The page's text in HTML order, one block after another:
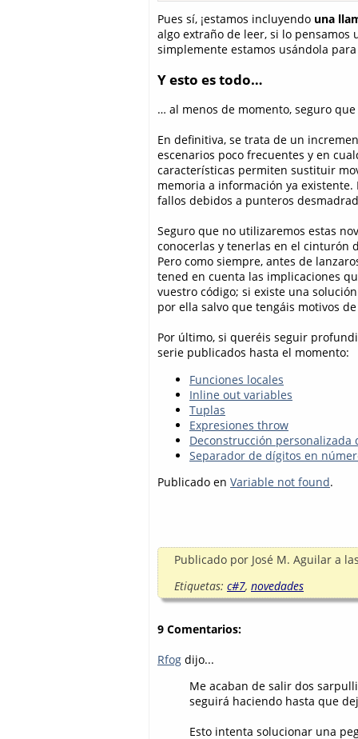
Pues sí, ¡estamos incluyendo una
algo extraño de leer, si lo
simplemente estamos usándola
Y esto es todo…
… al menos de momento, seguro
En definitiva, se trata de un
escenarios poco frecuentes y en
características permiten sustituir
memoria a información ya
fallos debidos a punteros
Seguro que no utilizaremos estas
conocerlas y tenerlas en el cinturón
Pero como siempre, antes de
tened en cuenta las implicaciones
vuestro código; si existe una
por ella salvo que tengáis motivos
Por último, si queréis seguir
serie publicados hasta el momento:
Funciones locales
Inline out variables
Tuplas
Expresiones throw
Deconstrucción personalizada
Separador de dígitos en
Publicado en Variable not found.
Publicado por José M. Aguilar a
Etiquetas: c#7, novedades
9 Comentarios:
Rfog dijo...
Me acaban de salir dos
seguirá haciendo hasta que
Esto intenta solucionar una